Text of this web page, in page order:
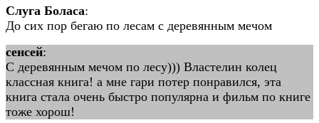
Слуга Боласа:
До сих пор бегаю по лесам с деревянным мечом
сенсей:
С деревянным мечом по лесу))) Властелин колец
классная книга! а мне гари потер понравился, эта
книга стала очень быстро популярна и фильм по книге
тоже хорош!